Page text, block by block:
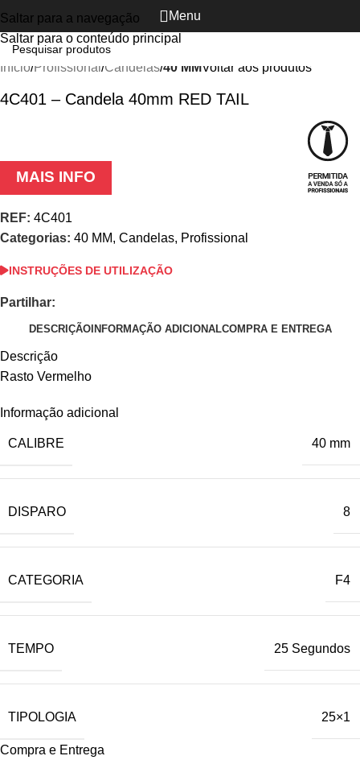
Saltar para a navegação
Saltar para o conteúdo principal
Menu
Clique para ampliar
Início Profissional Candelas 40 MMVoltar aos produtos
4C401 – Candela 40mm RED TAIL
MAIS INFO
REF: 4C401
Categorias: 40 MM, Candelas, Profissional
INSTRUÇÕES DE UTILIZAÇÃO
Partilhar:
DESCRIÇÃOINFORMAÇÃO ADICIONALCOMPRA E ENTREGA
Descrição
Rasto Vermelho
Informação adicional
CALIBRE 40 mm
DISPARO 8
CATEGORIA F4
TEMPO 25 Segundos
TIPOLOGIA 25×1
Compra e Entrega